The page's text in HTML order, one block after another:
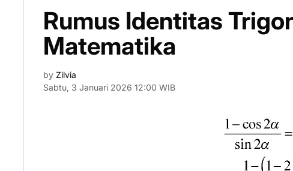
Rumus Identitas
Matematika
by Zilvia
Sabtu, 3 Januari 2026 12:00 WIB